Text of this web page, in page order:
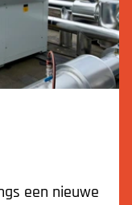
een nieuwe